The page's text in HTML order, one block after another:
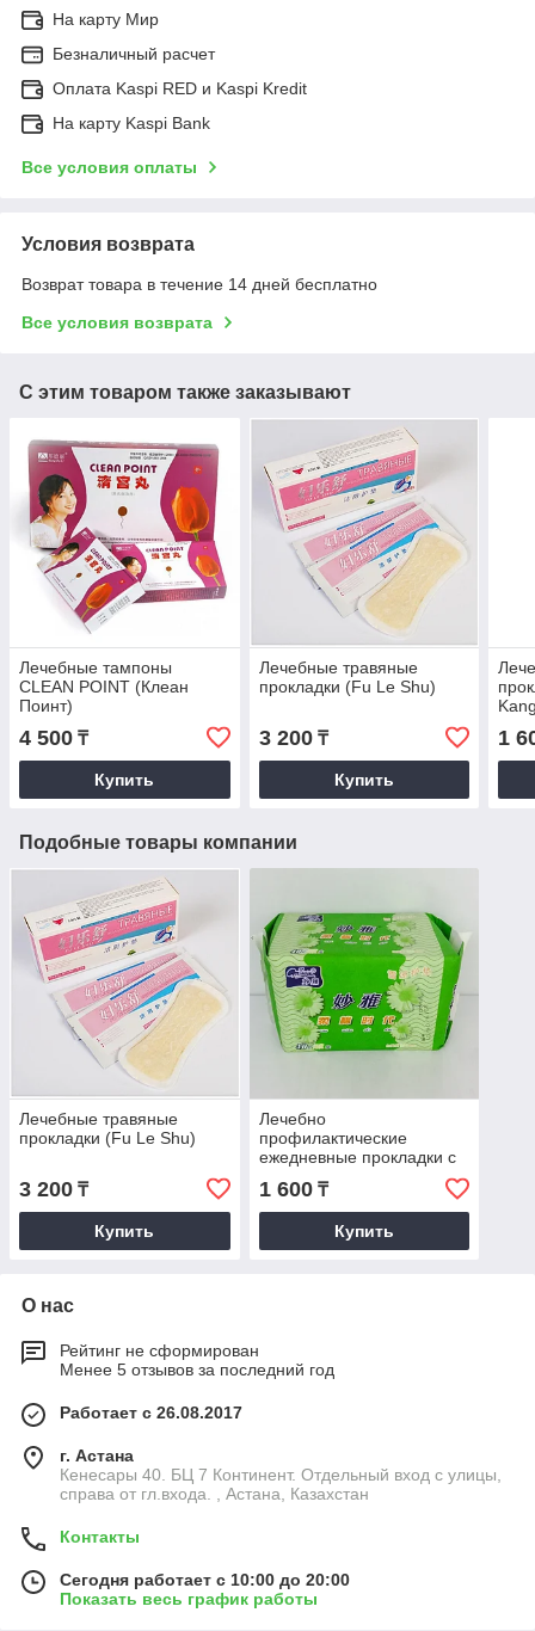
На карту Мир
Безналичный расчет
Оплата Kaspi RED и Kaspi Kredit
На карту Kaspi Bank
Все условия оплаты
Условия возврата
Возврат товара в течение 14 дней бесплатно
Все условия возврата
С этим товаром также заказывают
Лечебные тампоны
CLEAN POINT (Клеан
Поинт)
4 500 ₸
Купить
Лечебные травяные
прокладки (Fu Le Shu)
3 200₸
Купить
1
Подобные товары компании
Лечебные травяные
прокладки (Fu Le Shu)
3 200 ₸
Купить
Лечебно
профилактические
ежедневные прокладки с
1 600₸
Купить
О нас
Рейтинг не сформирован
Менее 5 отзывов за последний год
Работает с 26.08.2017
г. Астана
Кенесары 40. БЦ 7 Континент. Отдельный вход с улицы,
справа от гл.входа. , Астана, Казахстан
Контакты
Сегодня работает с 10:00 до 20:00
Показать весь график работы